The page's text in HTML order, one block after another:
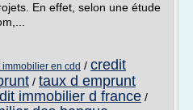
En effet, selon une étude
en cdd / credit
/ taux d emprunt
immobilier d france /